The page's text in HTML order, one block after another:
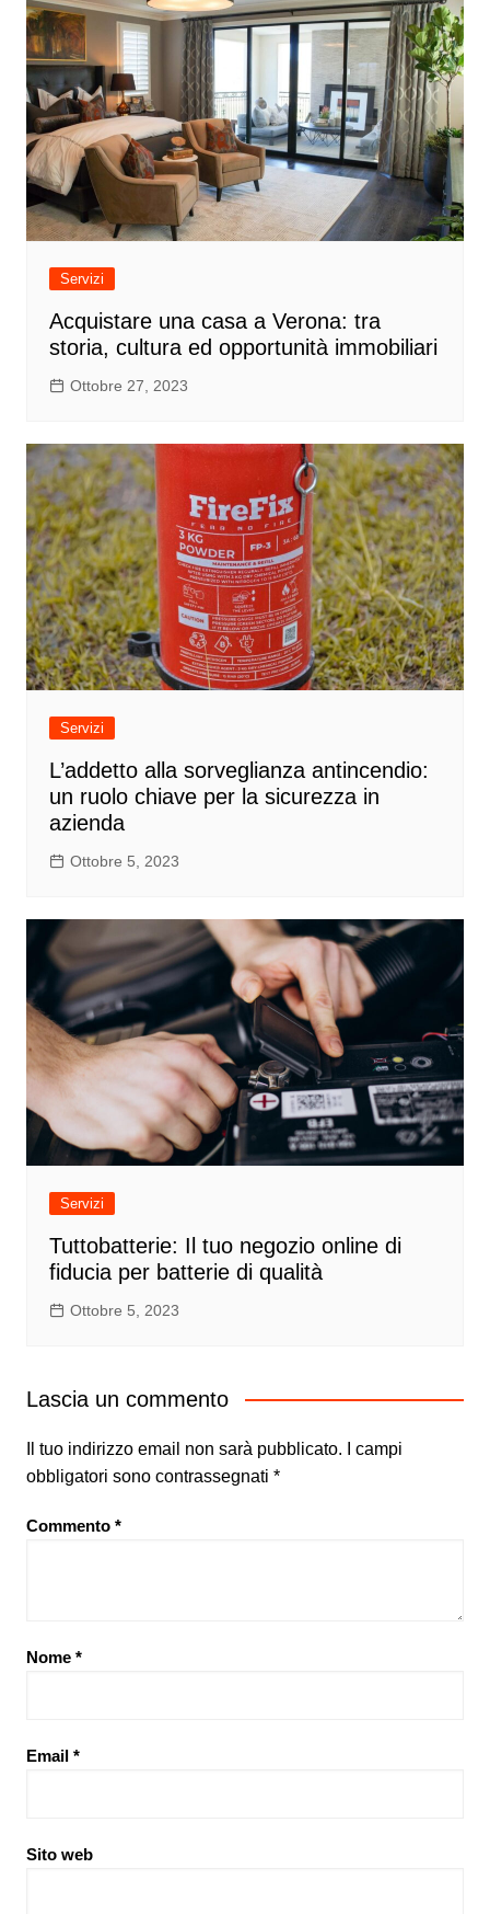
Servizi
Acquistare una casa a Verona: tra
storia, cultura ed opportunità immobiliari
Ottobre 27, 2023
Servizi
L’addetto alla sorveglianza antincendio:
un ruolo chiave per la sicurezza in
azienda
Ottobre 5, 2023
Servizi
Tuttobatterie: Il tuo negozio online di
fiducia per batterie di qualità
Ottobre 5, 2023
Lascia un commento
Il tuo indirizzo email non sarà pubblicato.
I campi
obbligatori sono contrassegnati *
Commento *
Nome *
Email *
Sito web